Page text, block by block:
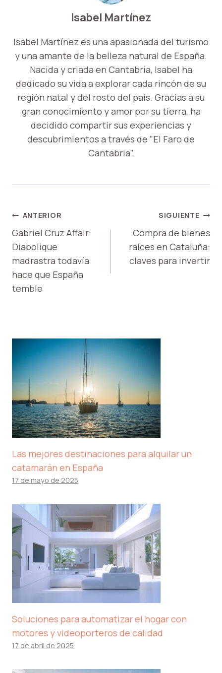
Isabel Martínez
Isabel Martínez es una apasionada del turismo
y una amante de la belleza natural de España.
Nacida y criada en Cantabria, Isabel ha
dedicado su vida a explorar cada rincón de su
región natal y del resto del país. Gracias a su
gran conocimiento y amor por su tierra, ha
decidido compartir sus experiencias y
descubrimientos a través de "El Faro de
Cantabria".
NAVEGACIÓN
DE
ENTRADAS
ANTERIOR
Gabriel Cruz Affair:
Diabolique
madrastra todavía
hace que España
temble
SIGUIENTE
Compra de bienes
raíces en Cataluña:
claves para invertir
Las mejores destinaciones para alquilar un
catamarán en España
17 de mayo de 2025
Soluciones para automatizar el hogar con
motores y videoporteros de calidad
17 de abril de 2025